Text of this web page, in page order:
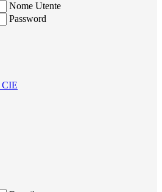
Nome Utente
Password
CIE